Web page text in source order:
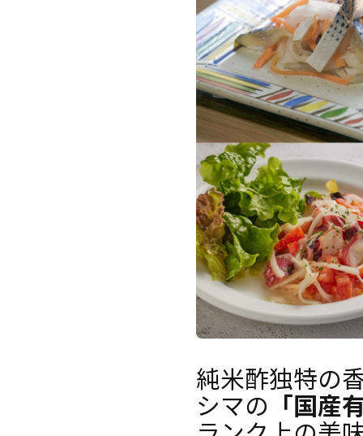
純米酢独特の
シマの 「国産